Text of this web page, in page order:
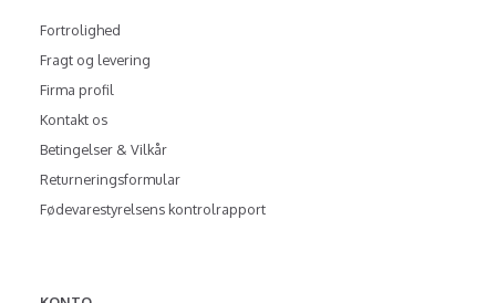
Fortrolighed
Fragt og levering
Firma profil
Kontakt os
Betingelser & Vilkår
Returneringsformular
Fødevarestyrelsens kontrolrapport